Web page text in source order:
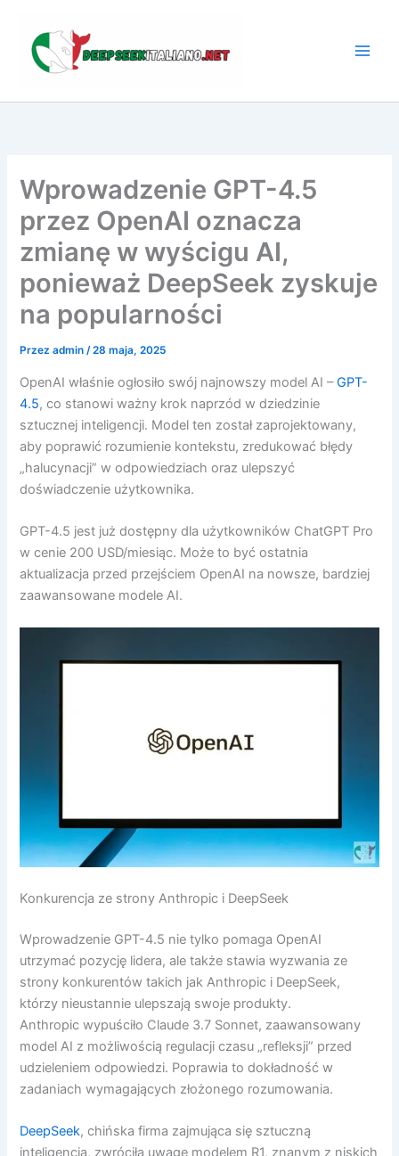
treści
Wprowadzenie GPT-4.5
przez OpenAI oznacza
zmianę w wyścigu AI,
ponieważ DeepSeek zyskuje
na popularności
Przezadmin/28 maja, 2025
OpenAI właśnie ogłosiło swój najnowszy model AI –GPT-
4.5, co stanowi ważny krok naprzód w dziedzinie
sztucznej inteligencji. Model ten został zaprojektowany,
aby poprawić rozumienie kontekstu, zredukować błędy
„halucynacji” w odpowiedziach oraz ulepszyć
doświadczenie użytkownika.
GPT-4.5 jest już dostępny dla użytkowników ChatGPT Pro
w cenie 200 USD/miesiąc. Może to być ostatnia
aktualizacja przed przejściem OpenAI na nowsze, bardziej
zaawansowane modele AI.
Konkurencja ze strony Anthropic i DeepSeek
Wprowadzenie GPT-4.5 nie tylko pomaga OpenAI
utrzymać pozycję lidera, ale także stawia wyzwania ze
strony konkurentów takich jak Anthropic i DeepSeek,
którzy nieustannie ulepszają swoje produkty.
Anthropic wypuściło Claude 3.7 Sonnet, zaawansowany
model AI z możliwością regulacji czasu „refleksji” przed
udzieleniem odpowiedzi. Poprawia to dokładność w
zadaniach wymagających złożonego rozumowania.
DeepSeek, chińska firma zajmująca się sztuczną